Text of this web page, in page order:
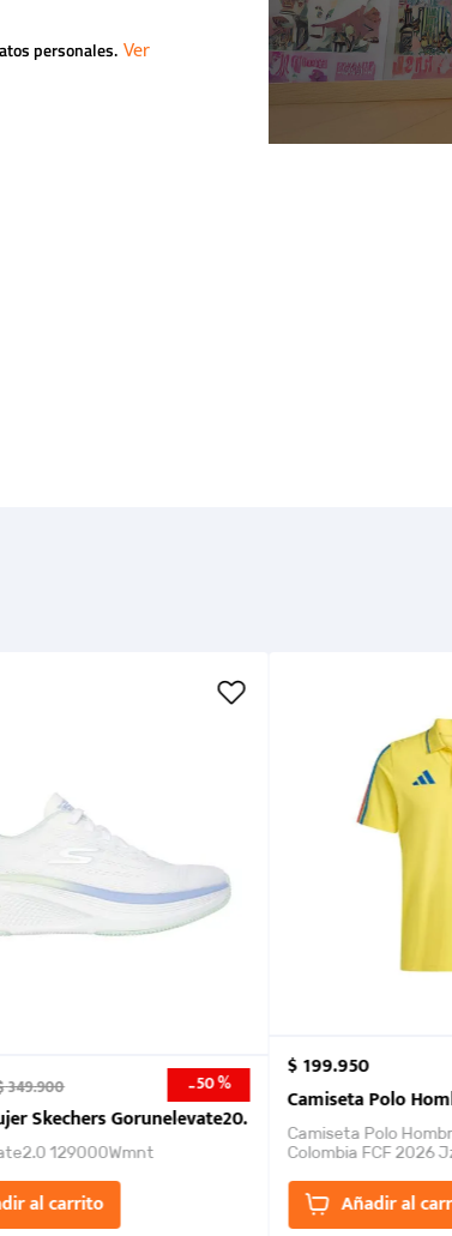
personales.
2026
349.900 -50 %
Skechers Gorunelevate20.
129000Wmnt
al carrito
$199.950
Camiseta Polo
Camiseta Polo
Colombia FCF 2026
un estilo de...
Añadir al